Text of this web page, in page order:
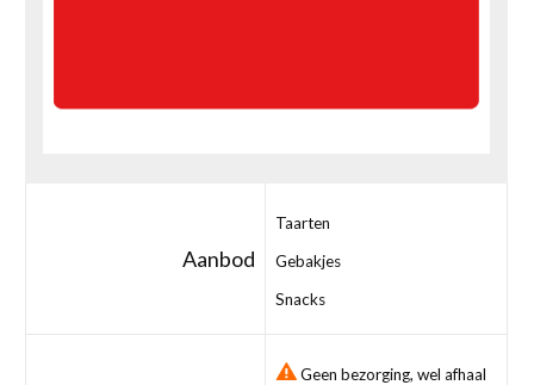
Aanbod
Taarten
Gebakjes
Snacks
Geen bezorging, wel afhaal